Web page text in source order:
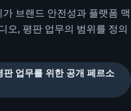
브랜드 안전성과 플랫폼 맥
오, 평판 업무의 범위를 정의
판 업무를 위한 공개 페르소